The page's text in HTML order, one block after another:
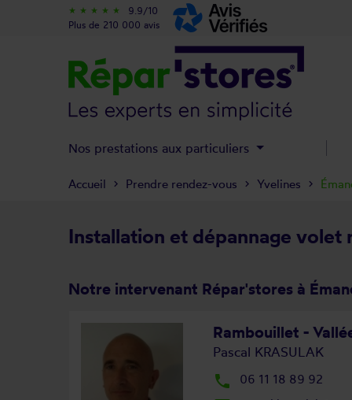
Installation et dépannage volet
Notre intervenant Répar'stores à
Rambouillet -
Pascal KRASULAK
local_phone 06 11 18 89 92
Accueil Prendre rendez-vous Yvelines
star_rate star_rate star_rate star_rate star_rate
9.9/10
Plus de 210 000 avis
Nos prestations aux particuliers